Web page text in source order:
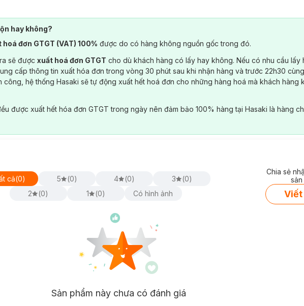
hay không?
hoá đơn GTGT (VAT) 100% được do có hàng không nguồn gốc trong đó.
sẽ được xuất hoá đơn GTGT cho dù khách hàng có lấy hay không. Nếu có nhu cầu lấy
cấp thông tin xuất hóa đơn trong vòng 30 phút sau khi nhận hàng và trước 22h30
công, hệ thống Hasaki sẽ tự động xuất hết hoá đơn cho những hàng hoá mà khách hàng
được xuất hết hóa đơn GTGT trong ngày nên đảm bảo 100% hàng tại Hasaki là hàng
cả(0) 5 (0) 4 (0) 3 (0)
2
(0) 1 (0) Có hình ảnh
Chia sẻ
Viết
Sản phẩm này chưa có đánh giá